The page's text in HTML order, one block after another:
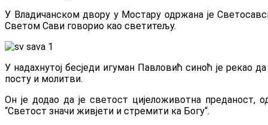
У Владичанском двору у Мостару одржана је
Светом Сави говорио као светитељу.
У надахнутој бесједи игуман Павловић синоћ је
посту и молитви.
Он је додао да је светост цијеложивотна преданост,
“Светост значи живјети и стремити ка Богу“.